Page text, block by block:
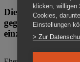
Die Gedenkstätte
gegen das
einzigartig.
klicken, willigen
Cookies,
Einstellungen
> Zur